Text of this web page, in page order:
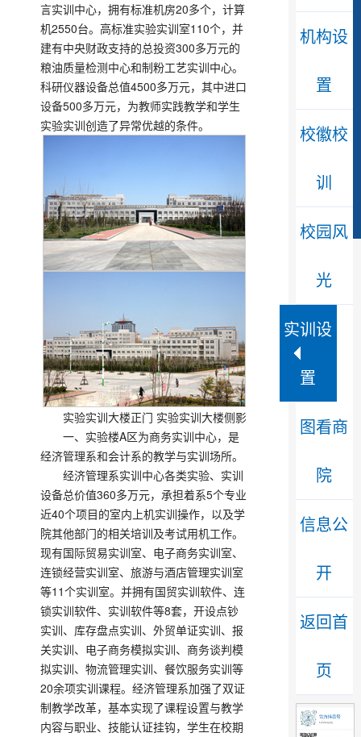
言实训中心，拥有标准机房20多个，计算
机2550台。高标准实验实训室110个，并
建有中央财政支持的总投资300多万元的
粮油质量检测中心和制粉工艺实训中心。
科研仪器设备总值4500多万元，其中进口
设备500多万元，为教师实践教学和学生
实验实训创造了异常优越的条件。
实验实训大楼正门 实验实训大楼侧影
一、实验楼A区为商务实训中心，是
经济管理系和会计系的教学与实训场所。
经济管理系实训中心各类实验、实训
设备总价值360多万元，承担着系5个专业
近40个项目的室内上机实训操作，以及学
院其他部门的相关培训及考试用机工作。
现有国际贸易实训室、电子商务实训室、
连锁经营实训室、旅游与酒店管理实训室
等11个实训室。并拥有国贸实训软件、连
锁实训软件、实训软件等8套，开设点钞
实训、库存盘点实训、外贸单证实训、报
关实训、电子商务模拟实训、商务谈判模
拟实训、物流管理实训、餐饮服务实训等
20余项实训课程。经济管理系加强了双证
制教学改革，基本实现了课程设置与教学
内容与职业、技能认证挂钩，学生在校期
机构设
置
校徽校
训
校园风
光
实训设
置
图看商
院
信息公
开
返回首
页